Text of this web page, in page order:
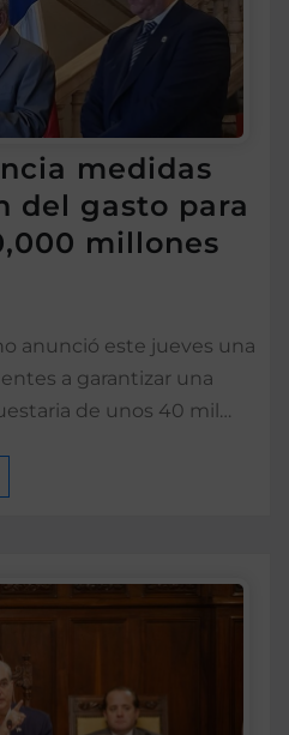
medidas
del gasto para
millones
anunció este jueves una
a garantizar una
de unos 40 mil…